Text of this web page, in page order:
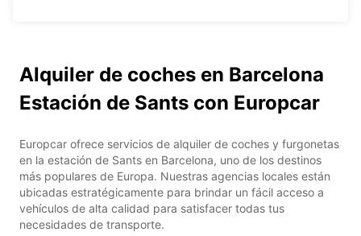
Alquiler de coches en Barcelona
Estación de Sants con Europcar
Europcar ofrece servicios de alquiler de coches y furgonetas
en la estación de Sants en Barcelona, uno de los destinos
más populares de Europa. Nuestras agencias locales están
ubicadas estratégicamente para brindar un fácil acceso a
vehículos de alta calidad para satisfacer todas tus
necesidades de transporte.